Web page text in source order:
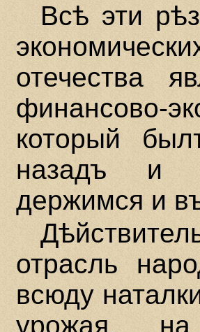
Всѣ эти
отечества
который
назадъ и
держимся и
отрасль
всюду
урожая,